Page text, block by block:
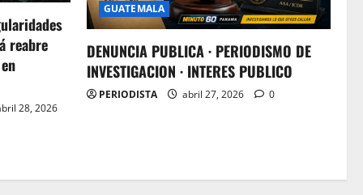
reabre
28, 2026
GUATEMALA
DENUNCIA PUBLICA · PERIODISMO DE
INVESTIGACION · INTERES PUBLICO
PERIODISTA abril 27, 2026 0